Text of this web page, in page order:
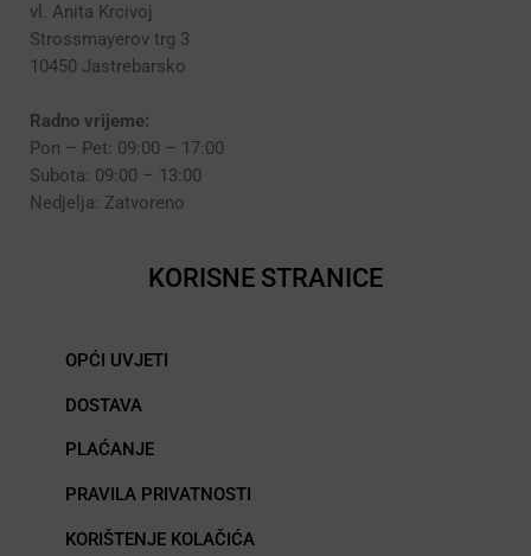
vl. Anita Krcivoj
Strossmayerov trg 3
10450 Jastrebarsko
Radno vrijeme:
Pon – Pet: 09:00 – 17:00
Subota: 09:00 – 13:00
Nedjelja: Zatvoreno
KORISNE STRANICE
OPĆI UVJETI
DOSTAVA
PLAĆANJE
PRAVILA PRIVATNOSTI
KORIŠTENJE KOLAČIĆA